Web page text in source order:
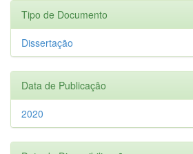
Tipo de Documento
Dissertação
Data de Publicação
2020